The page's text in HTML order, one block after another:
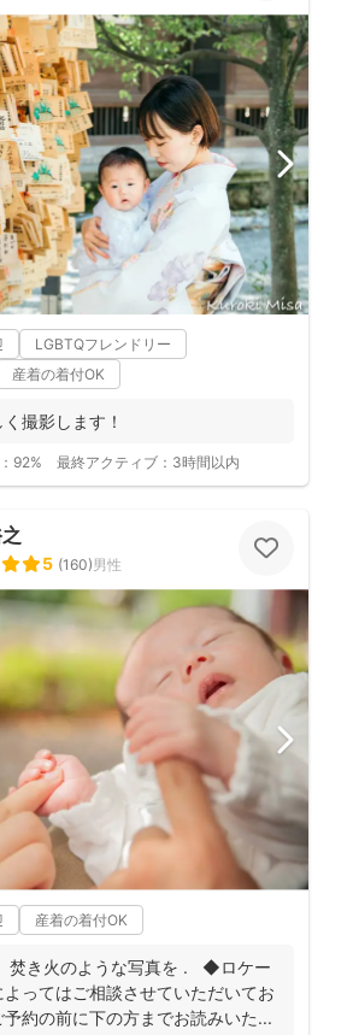
LGBTQフレンドリー
産着の着付OK
撮影します！
92% 最終アクティブ： 3時間以内
5 (160)男性
産着の着付OK
焚き火のような写真を . ◆ロケー
ってはご相談させていただいてお
予約の前に下の方までお読みいた...